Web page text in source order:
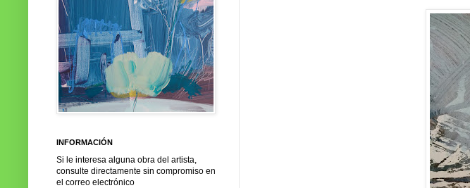
INFORMACIÓN
Si le interesa alguna obra del artista,
consulte directamente sin compromiso en
el correo electrónico